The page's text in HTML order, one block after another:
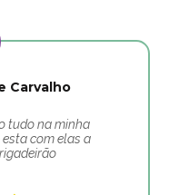
Carvalho
tudo na minha
com elas a